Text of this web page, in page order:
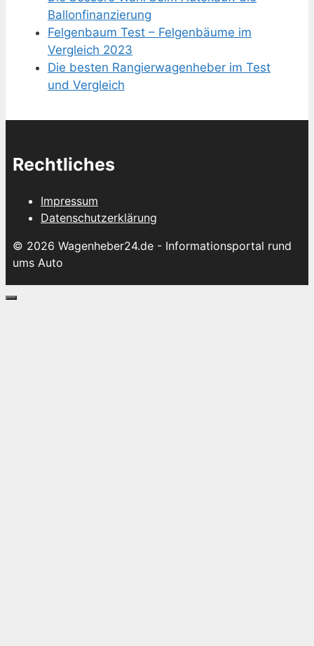
Ballonfinanzierung
Felgenbaum Test – Felgenbäume im
Vergleich 2023
Die besten Rangierwagenheber im Test
und Vergleich
Rechtliches
Impressum
Datenschutzerklärung
© 2026 Wagenheber24.de - Informationsportal rund
ums Auto
Schließen